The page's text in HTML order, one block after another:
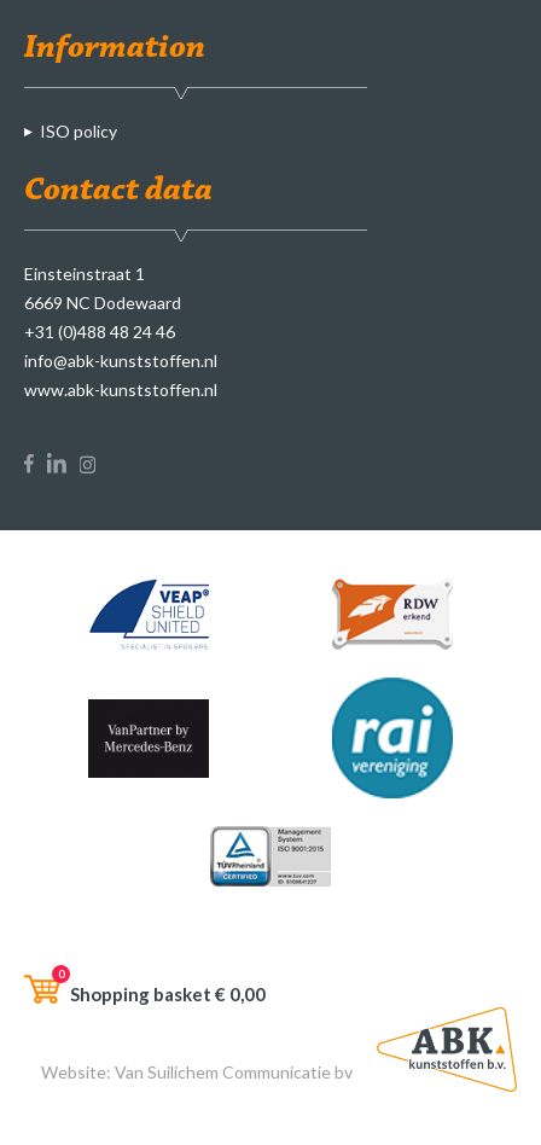
Information
ISO policy
Contact data
Einsteinstraat 1
6669 NC Dodewaard
+31 (0)488 48 24 46
info@abk-kunststoffen.nl
www.abk-kunststoffen.nl
0
Shopping basket € 0,00
Website: Van Suilichem Communicatie bv